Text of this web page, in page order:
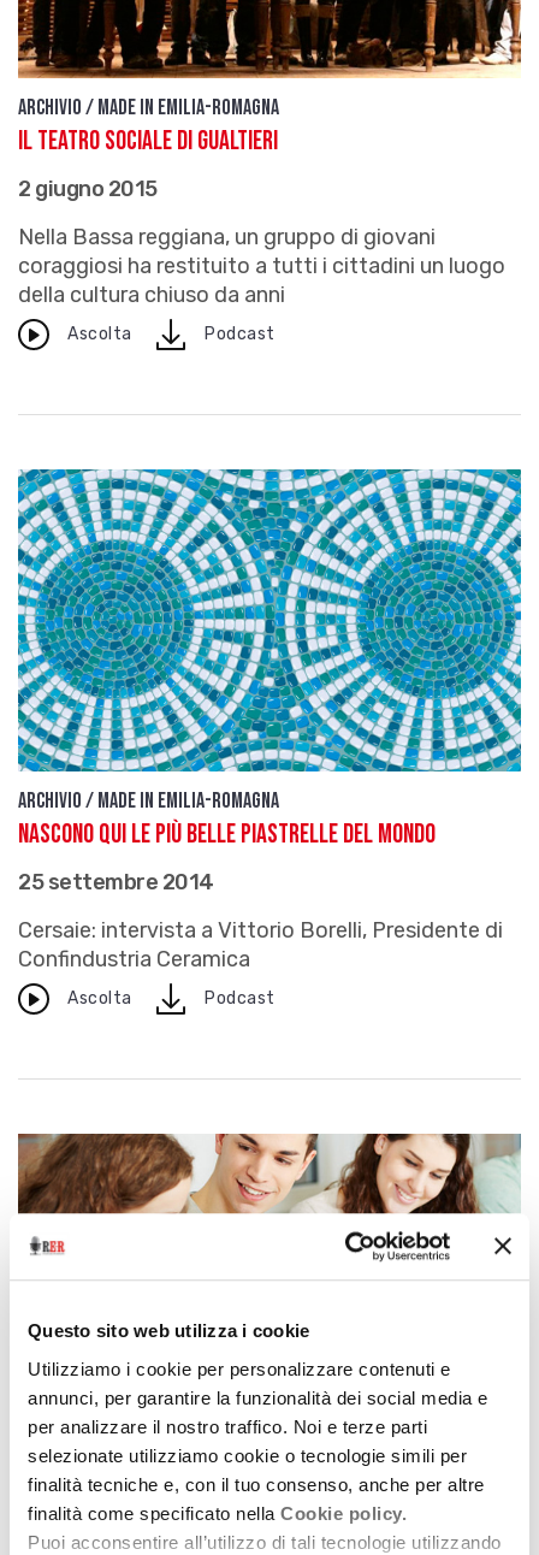
Questo sito web utilizza i cookie
Utilizziamo i cookie per personalizzare contenuti e
annunci, per garantire la funzionalità dei social media e
per analizzare il nostro traffico. Noi e terze parti
selezionate utilizziamo cookie o tecnologie simili per
finalità tecniche e, con il tuo consenso, anche per altre
finalità come specificato nella Cookie policy.
Puoi acconsentire all’utilizzo di tali tecnologie utilizzando
Archivio / Made in Emilia-Romagna
Il Teatro Sociale di Gualtieri
2 giugno 2015
Nella Bassa reggiana, un gruppo di giovani
coraggiosi ha restituito a tutti i cittadini un luogo
della cultura chiuso da anni
Ascolta downloadPodcast
Archivio / Made in Emilia-Romagna
Nascono qui le più belle piastrelle del mondo
25 settembre 2014
Cersaie: intervista a Vittorio Borelli, Presidente di
Confindustria Ceramica
Ascolta downloadPodcast
Archivio / Made in Emilia-Romagna
Il capitale umano
10 luglio 2014